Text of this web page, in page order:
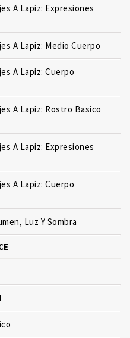
A Lapiz: Expresiones
A Lapiz: Medio Cuerpo
A Lapiz: Cuerpo
A Lapiz: Rostro Basico
A Lapiz: Expresiones
A Lapiz: Cuerpo
Luz Y Sombra